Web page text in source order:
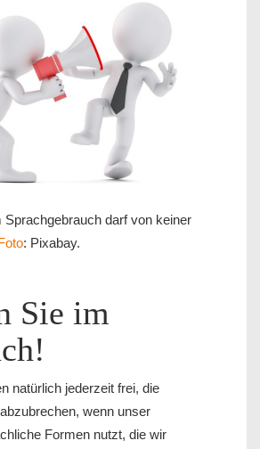
Sprachgebrauch darf von keiner
: Pixabay.
Sie im
natürlich jederzeit frei, die
wenn unser
Formen nutzt, die wir